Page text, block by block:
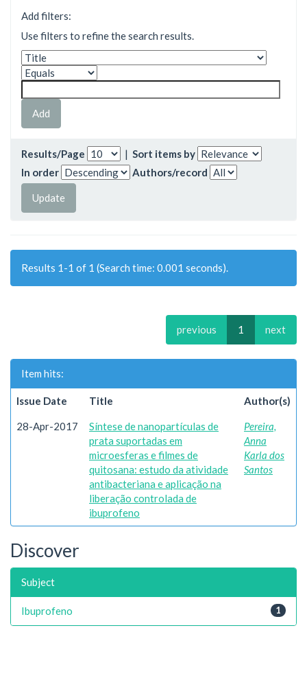
Add filters:
Use filters to refine the search results.
Results/Page | Sort items by
In order
Authors/record
Results 1-1 of 1 (Search time: 0.001 seconds).
previous 1 next
Item hits:
Issue Date Title Author(s)
28-Apr-2017
Síntese de nanopartículas de
prata suportadas em
microesferas e filmes de
quitosana: estudo da atividade
antibacteriana e aplicação na
liberação controlada de
ibuprofeno
Pereira,
Anna
Karla dos
Santos
Discover
Subject
1
Ibuprofeno